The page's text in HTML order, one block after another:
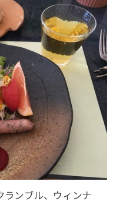
ンブル、ウィンナ